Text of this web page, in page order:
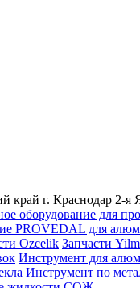
край г. Краснодар 2-я
оборудование для
PROVEDAL для
Ozcelik Запчасти
Инструмент для
Инструмент по